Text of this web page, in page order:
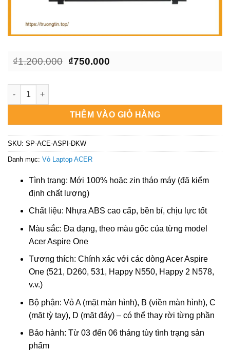
₫1.200.000 Giá
₫750.000Giá
Vỏ Laptop ACER Acer Aspire 5 A517-58, A517-58G - Địa chỉ
THÊM VÀO GIỎ HÀNG
SKU: SP-ACE-ASPI-DKW
Danh mục: Vỏ Laptop ACER
Tình trạng: Mới 100% hoặc zin tháo máy (đã kiểm
định chất lượng)
Chất liệu: Nhựa ABS cao cấp, bền bỉ, chịu lực tốt
Màu sắc: Đa dạng, theo màu gốc của từng model
Acer Aspire One
Tương thích: Chính xác với các dòng Acer Aspire
One (521, D260, 531, Happy N550, Happy 2 N578,
v.v.)
Bộ phận: Vỏ A (mặt màn hình), B (viền màn hình), C
(mặt tỳ tay), D (mặt đáy) – có thể thay rời từng phần
Bảo hành: Từ 03 đến 06 tháng tùy tình trạng sản
phẩm